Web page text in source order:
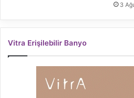
3
Vitra Erişilebilir Banyo